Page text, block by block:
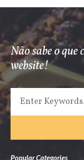
Não sabe o
website!
Popular Categories